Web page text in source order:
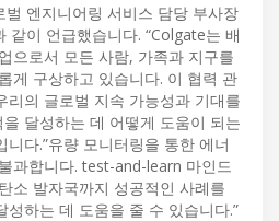
엔지니어링 서비스 담당 부사장
이 언급했습니다. “Colgate는 배
으로서 모든 사람, 가족과 지구를
게 구상하고 있습니다. 이 협력 관
리의 글로벌 지속 가능성과 기대를
달성하는 데 어떻게 도움이 되는
다.”유량 모니터링을 통한 에너
과합니다. test-and-learn 마인드
소 발자국까지 성공적인 사례를
성하는 데 도움을 줄 수 있습니다.”